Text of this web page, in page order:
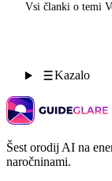
Vsi članki o temi
Kazalo
Šest orodij AI na
naročninami.